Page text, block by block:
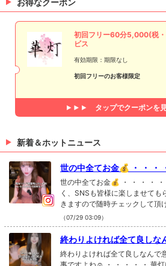
お得なクーポン
初回フリー60分5,000(税
ビス
有効期限：期限なし
初回フリーのお客様限定
タップでクーポンを
新着＆ホットニュース
世の中全てお金💰 ・ ・ ・
けでなく、SNSも皆様に楽
う精進して行きますので随
ると嬉しいです☺️#新宿 #
ktok
世の中全てお金💰 ・ ・ ・ ・
く、SNSも皆様に楽しませても
きますので随時チェックして
新宿 #キャバクラ #華灯 #tiktok Instagramで記事を開
く華灯さんのインスタのフォロ
します❤︎
（07/29 03:09）
終わりよければ全て良しな
って大事ですよね☺️ ・ ・ ・
終わりよければ全て良しなんで